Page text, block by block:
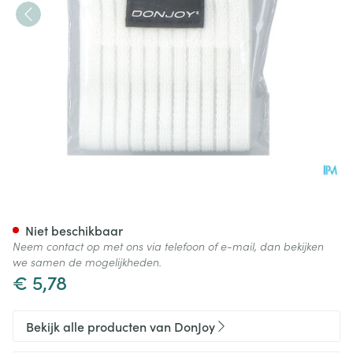
€ 5,78
Niet beschikbaar
Neem contact op met ons via telefoon of e-mail, dan bekijken
we samen de mogelijkheden.
Bekijk alle producten van DonJoy